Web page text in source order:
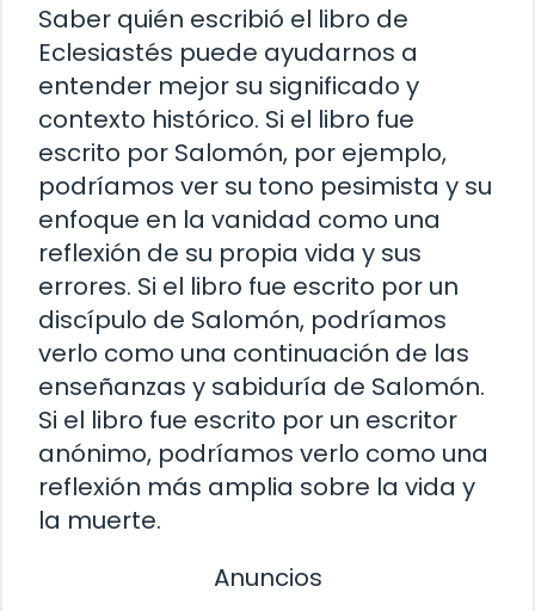
Saber quién escribió el libro de
Eclesiastés puede ayudarnos a
entender mejor su significado y
contexto histórico. Si el libro fue
escrito por Salomón, por ejemplo,
podríamos ver su tono pesimista y su
enfoque en la vanidad como una
reflexión de su propia vida y sus
errores. Si el libro fue escrito por un
discípulo de Salomón, podríamos
verlo como una continuación de las
enseñanzas y sabiduría de Salomón.
Si el libro fue escrito por un escritor
anónimo, podríamos verlo como una
reflexión más amplia sobre la vida y
la muerte.
Anuncios